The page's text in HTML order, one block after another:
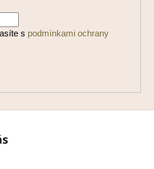
s podmínkami ochrany